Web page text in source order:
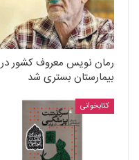
رمان نویس معروف کشور در
بیمارستان بستری شد
کتابخوانی